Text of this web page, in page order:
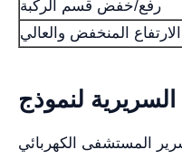
رفع/خفض قسم الركبة
المنخفض والعالي
المستشفى الكهربائي